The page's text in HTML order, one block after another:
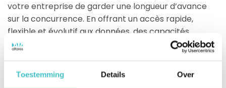
Toestemming Details Over
votre entreprise de garder une longueur d’avance
sur la concurrence. En offrant un accès rapide,
flexible et évolutif aux données, des capacités
d’analyse avancées ainsi qu’une solution sécurisée et
fiable dédiée à la gestion de données, cette stratégie
peut aider votre entreprise à prendre des décisions
plus informées, à entrevoir de nouvelles possibilités